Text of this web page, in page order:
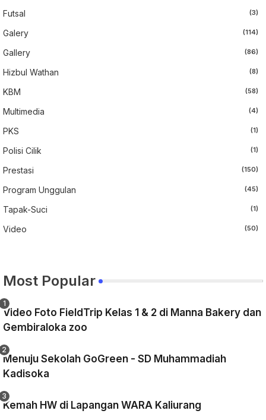
Futsal (3)
Galery (114)
Gallery (86)
Hizbul Wathan (8)
KBM (58)
Multimedia (4)
PKS (1)
Polisi Cilik (1)
Prestasi (150)
Program Unggulan (45)
Tapak-Suci (1)
Video (50)
Most Popular
Video Foto FieldTrip Kelas 1 & 2 di Manna Bakery dan
Gembiraloka zoo
Menuju Sekolah GoGreen - SD Muhammadiah
Kadisoka
Kemah HW di Lapangan WARA Kaliurang